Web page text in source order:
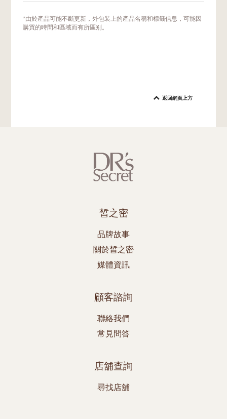
要時，補塗防曬霜。如果您在戶外活動，應至
少每兩小時補塗一次防曬霜。游泳或大量出汗
如果您在戶外並沒有上妝，那麼您可以使用紙
巾輕拭按幹去除肌膚表面的汗水或多餘油脂，
防曬霜塗抹得更均勻。您可選擇後續再繼續補
*由於產品可能不斷更新，外包装上的產品名稱和標籤信息，可能因
購買的時間和區域而有所區别。
返回網頁上方
皙之密
品牌故事
關於皙之密
媒體資訊
顧客諮詢
聯絡我們
常見問答
店舖查詢
尋找店舖